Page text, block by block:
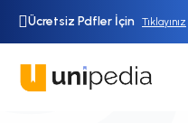
Ücretsiz Pdfler İçin Tıklayınız